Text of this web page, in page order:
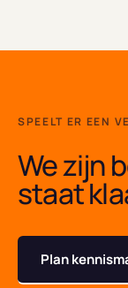
SPEELT ER EEN
We zijn
staat
Plan